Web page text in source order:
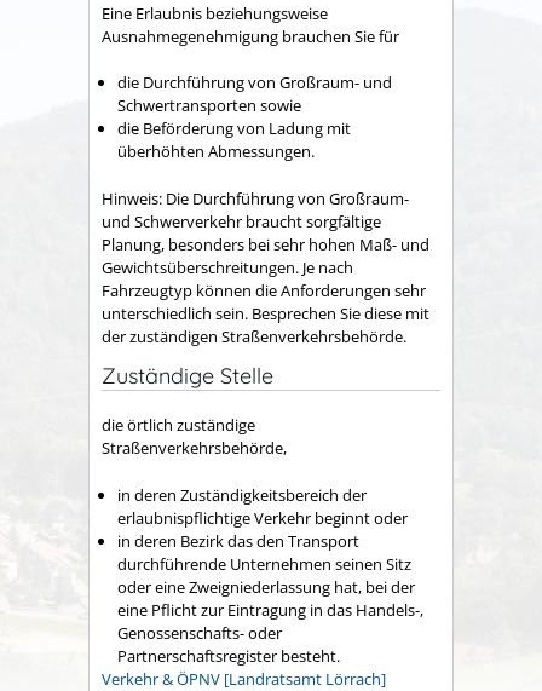
Eine Erlaubnis beziehungsweise
Ausnahmegenehmigung brauchen Sie für
die Durchführung von Großraum- und
Schwertransporten sowie
die Beförderung von Ladung mit
überhöhten Abmessungen.
Hinweis: Die Durchführung von Großraum-
und Schwerverkehr braucht sorgfältige
Planung, besonders bei sehr hohen Maß- und
Gewichtsüberschreitungen. Je nach
Fahrzeugtyp können die Anforderungen sehr
unterschiedlich sein. Besprechen Sie diese mit
der zuständigen Straßenverkehrsbehörde.
Zuständige Stelle
die örtlich zuständige
Straßenverkehrsbehörde,
in deren Zuständigkeitsbereich der
erlaubnispflichtige Verkehr beginnt oder
in deren Bezirk das den Transport
durchführende Unternehmen seinen Sitz
oder eine Zweigniederlassung hat, bei der
eine Pflicht zur Eintragung in das Handels-,
Genossenschafts- oder
Partnerschaftsregister besteht.
Verkehr & ÖPNV [Landratsamt Lörrach]